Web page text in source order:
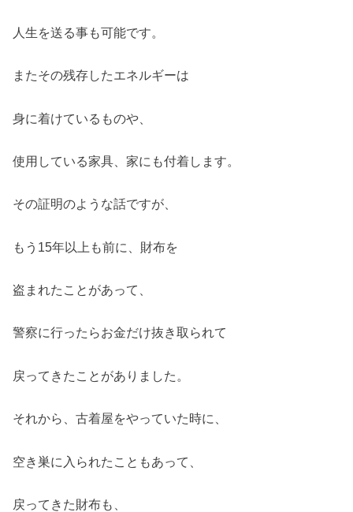
人生を送る事も可能です。
またその残存したエネルギーは
身に着けているものや、
使用している家具、家にも付着します。
その証明のような話ですが、
もう15年以上も前に、財布を
盗まれたことがあって、
警察に行ったらお金だけ抜き取られて
戻ってきたことがありました。
それから、古着屋をやっていた時に、
空き巣に入られたこともあって、
戻ってきた財布も、